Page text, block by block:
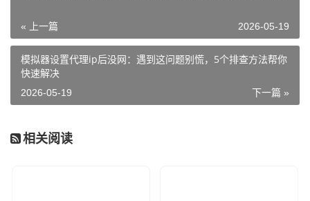
« 上一篇 2026-05-19
模拟器设置代理ip后没网：遇到这问题别慌，5个排查方法帮你
快速解决
下一篇 »
2026-05-19
相关阅读